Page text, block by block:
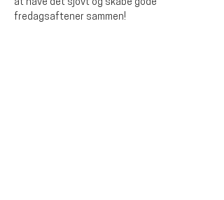
at have det sjovt og skabe gode
fredagsaftener sammen!